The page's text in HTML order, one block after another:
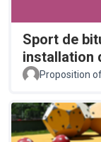
Sport de
installation
Proposition